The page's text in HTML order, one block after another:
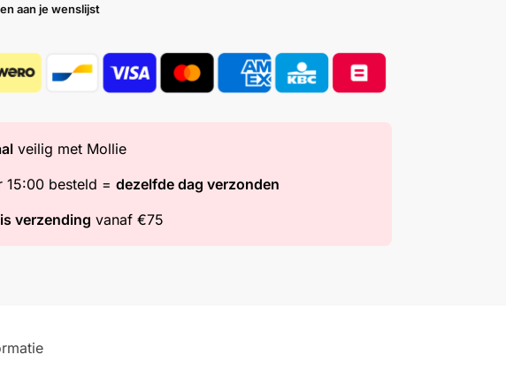
aan je wenslijst
veilig met Mollie
15:00 besteld = dezelfde dag verzonden
verzending vanaf €75